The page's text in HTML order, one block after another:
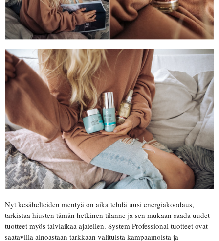
Nyt kesähelteiden mentyä on aika tehdä uusi energiakoodaus,
tarkistaa hiusten tämän hetkinen tilanne ja sen mukaan saada uudet
tuotteet myös talviaikaa ajatellen. System Professional tuotteet ovat
saatavilla ainoastaan tarkkaan valituista kampaamoista ja